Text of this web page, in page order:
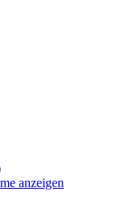
anzeigen